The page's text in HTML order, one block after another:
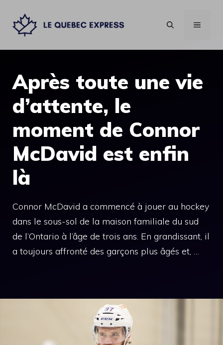
contenu
MENU
Après toute une vie
d’attente, le
moment de Connor
McDavid est enfin
là
Connor McDavid a commencé à jouer au hockey
dans le sous-sol de la maison familiale du sud
de l’Ontario à l’âge de trois ans. En grandissant, il
a toujours affronté des garçons plus âgés et, …